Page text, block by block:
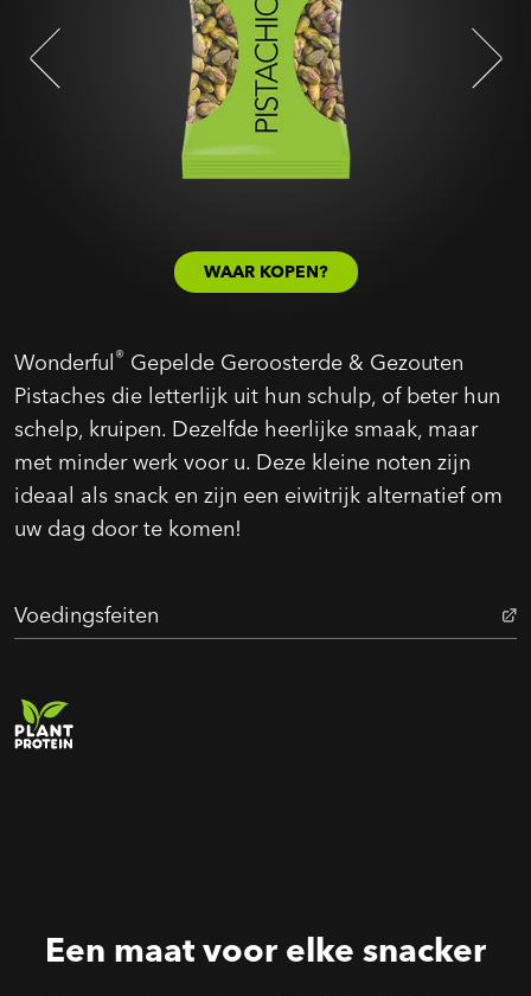
Wonderful® Gepelde Geroosterde & Gezouten
Pistaches die letterlijk uit hun schulp, of beter hun
schelp, kruipen. Dezelfde heerlijke smaak, maar
met minder werk voor u. Deze kleine noten zijn
ideaal als snack en zijn een eiwitrijk alternatief om
uw dag door te komen!
WAAR KOPEN?
Voedingsfeiten
Een maat voor elke snacker